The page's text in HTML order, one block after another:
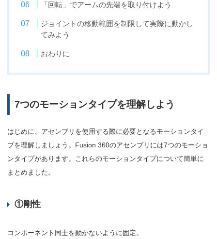
「回転」でアームの先端を取り付けよう
ジョイントの移動範囲を制限して実際に動かし
てみよう
おわりに
7つのモーションタイプを理解しよう
はじめに、アセンブリを使用する際に必要となるモーションタイ
プを理解しましょう。Fusion 360のアセンブリには7つのモーショ
ンタイプがあります。これらのモーションタイプについて簡単に
まとめました。
①剛性
コンポーネント同士を動かないように固定。